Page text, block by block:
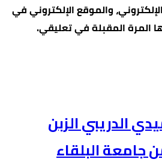
والموقع الإلكتروني في
المرة المقبلة في تعليقي.
الدريبي الزبن
جامعة البلقاء